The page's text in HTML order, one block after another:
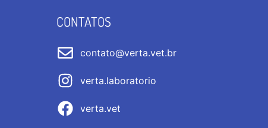
CONTATOS
contato@verta.vet.br
verta.laboratorio
verta.vet